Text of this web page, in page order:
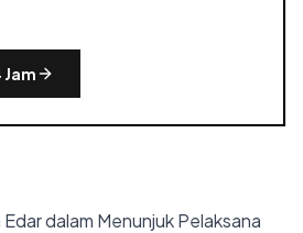
dalam Menunjuk Pelaksana